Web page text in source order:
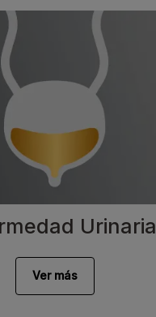
Urinaria
Ver más